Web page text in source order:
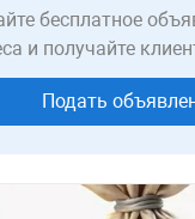
бесплатное
и получайте
Подать